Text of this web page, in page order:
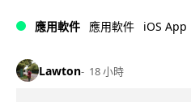
應用軟件 應用軟件 iOS App
Lawton 18 小時